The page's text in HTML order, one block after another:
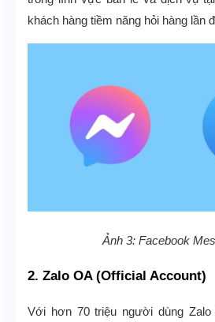
khách hàng tiềm năng hỏi hàng lần
Ảnh 3: Facebook
2. Zalo OA (Official Account)
Với hơn 70 triệu người dùng